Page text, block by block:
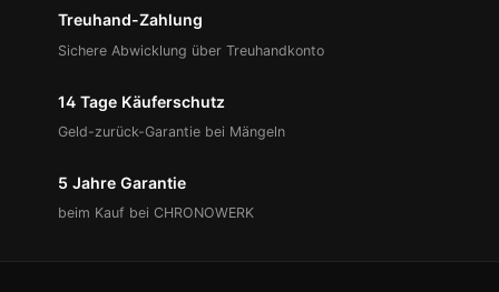
Treuhand-Zahlung
Sichere Abwicklung über Treuhandkonto
14 Tage Käuferschutz
Geld-zurück-Garantie bei Mängeln
5 Jahre Garantie
beim Kauf bei CHRONOWERK